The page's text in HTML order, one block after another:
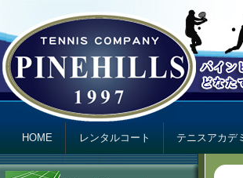
テニスカンパニ
Just another テニスカンパニー パインヒルズ
Primary menu
Skip to primary content
Skip to secondary content
HOME レンタルコート テニスアカデ